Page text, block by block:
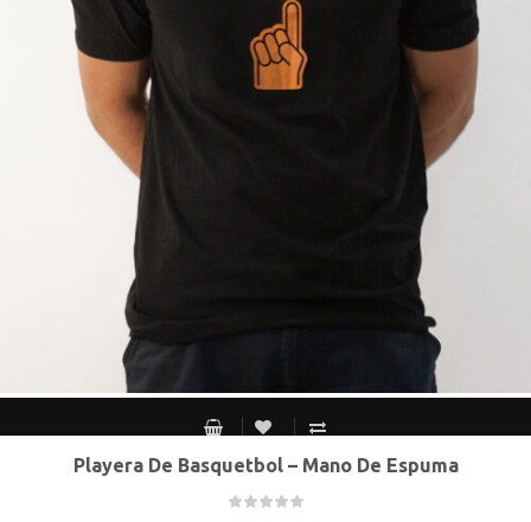
S MEX / XS USA M MEX / S USA G MEX / M USA XG MEX / G USA
Playera De Basquetbol – Mano De Espuma